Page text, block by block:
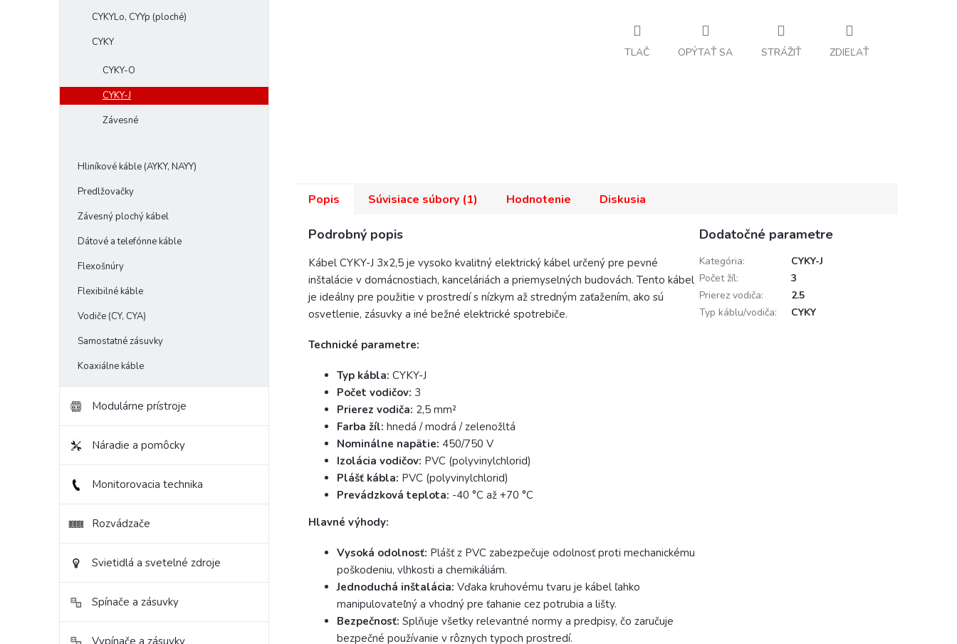
CYKYLo, CYYp (ploché)
CYKY
CYKY-O
CYKY-J
Závesné
Hliníkové káble (AYKY, NAYY)
Predlžovačky
Závesný plochý kábel
Dátové a telefónne káble
Flexošnúry
Flexibilné káble
Vodiče (CY, CYA)
Samostatné zásuvky
Koaxiálne káble
Modulárne prístroje
Náradie a pomôcky
Monitorovacia technika
Rozvádzače
Svietidlá a svetelné zdroje
Spínače a zásuvky
TLAČ OPÝTAŤ SA STRÁŽIŤ ZDIEĽAŤ
Popis Súvisiace súbory (1) Hodnotenie Diskusia
Podrobný popis
Kábel CYKY-J 3x2,5 je vysoko kvalitný elektrický kábel určený pre pevné
inštalácie v domácnostiach, kanceláriách a priemyselných budovách. Tento kábel
je ideálny pre použitie v prostredí s nízkym až stredným zaťažením, ako sú
osvetlenie, zásuvky a iné bežné elektrické spotrebiče.
Technické parametre:
Typ kábla: CYKY-J
Počet vodičov: 3
Prierez vodiča: 2,5 mm²
Farba žíl: hnedá / modrá / zelenožltá
Nominálne napätie: 450/750 V
Izolácia vodičov: PVC (polyvinylchlorid)
Plášť kábla: PVC (polyvinylchlorid)
Prevádzková teplota: -40 °C až +70 °C
Hlavné výhody:
Vysoká odolnosť: Plášť z PVC zabezpečuje odolnosť proti mechanickému
poškodeniu, vlhkosti a chemikáliám.
Jednoduchá inštalácia: Vďaka kruhovému tvaru je kábel ľahko
manipulovateľný a vhodný pre ťahanie cez potrubia a lišty.
Bezpečnosť: Splňuje všetky relevantné normy a predpisy, čo zaručuje
bezpečné používanie v rôznych typoch prostredí.
Dodatočné parametre
Kategória:
CYKY-J
Počet žíl:
3
Prierez vodiča:
2.5
Typ káblu/vodiča: CYKY